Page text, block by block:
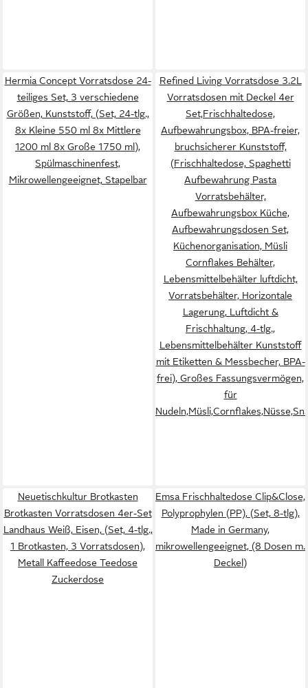
Hermia Concept Vorratsdose 24-
teiliges Set, 3 verschiedene
Größen, Kunststoff, (Set, 24-tlg.,
8x Kleine 550 ml 8x Mittlere
1200 ml 8x Große 1750 ml),
Spülmaschinenfest,
Mikrowellengeeignet, Stapelbar
Refined Living Vorratsdose 3.2L
Vorratsdosen mit Deckel 4er
Set,Frischhaltedose,
Aufbewahrungsbox, BPA-freier,
bruchsicherer Kunststoff,
(Frischhaltedose, Spaghetti
Aufbewahrung Pasta
Vorratsbehälter,
Aufbewahrungsbox Küche,
Aufbewahrungsdosen Set,
Küchenorganisation, Müsli
Cornflakes Behälter,
Lebensmittelbehälter luftdicht,
Vorratsbehälter, Horizontale
Lagerung, Luftdicht &
Frischhaltung, 4-tlg.,
Lebensmittelbehälter Kunststoff
mit Etiketten & Messbecher, BPA-
frei), Großes Fassungsvermögen,
für
Neuetischkultur Brotkasten
Brotkasten Vorratsdosen 4er-Set
Landhaus Weiß, Eisen, (Set, 4-tlg.,
1 Brotkasten, 3 Vorratsdosen),
Metall Kaffeedose Teedose
Zuckerdose
Emsa Frischhaltedose Clip&Close,
Polyprophylen (PP), (Set, 8-tlg),
Made in Germany,
mikrowellengeeignet, (8 Dosen m.
Deckel)